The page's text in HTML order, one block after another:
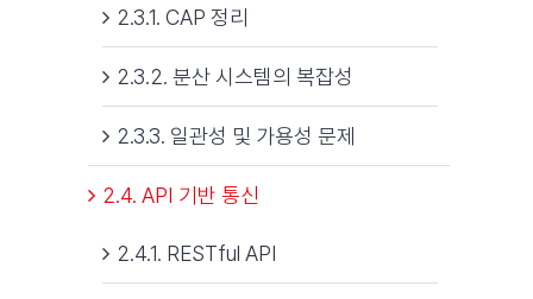
2.3.1. CAP 정리
2.3.2. 분산 시스템의 복잡성
2.3.3. 일관성 및 가용성 문제
2.4. API 기반 통신
2.4.1. RESTful API